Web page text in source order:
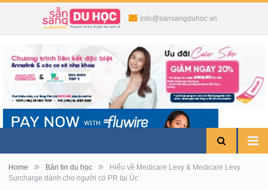
info@sansangduhoc.vn
Home » Bản tin du học »
Hiểu về Medicare Levy & Medicare Levy
Surcharge dành cho người có PR tại Úc